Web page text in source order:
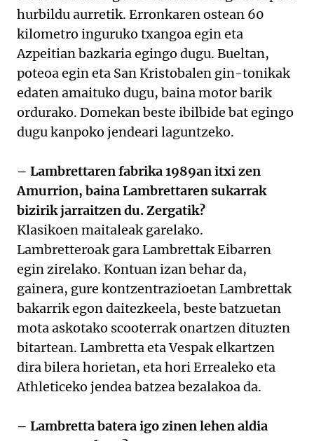
hurbildu aurretik. Erronkaren ostean 60
kilometro inguruko txangoa egin eta
Azpeitian bazkaria egingo dugu. Bueltan,
poteoa egin eta San Kristobalen gin-tonikak
edaten amaituko dugu, baina motor barik
ordurako. Domekan beste ibilbide bat egingo
dugu kanpoko jendeari laguntzeko.
– Lambrettaren fabrika 1989an itxi zen
Amurrion, baina Lambrettaren sukarrak
bizirik jarraitzen du. Zergatik?
Klasikoen maitaleak garelako.
Lambretteroak gara Lambrettak Eibarren
egin zirelako. Kontuan izan behar da,
gainera, gure kontzentrazioetan Lambrettak
bakarrik egon daitezkeela, beste batzuetan
mota askotako scooterrak onartzen dituzten
bitartean. Lambretta eta Vespak elkartzen
dira bilera horietan, eta hori Errealeko eta
Athleticeko jendea batzea bezalakoa da.
– Lambretta batera igo zinen lehen aldia